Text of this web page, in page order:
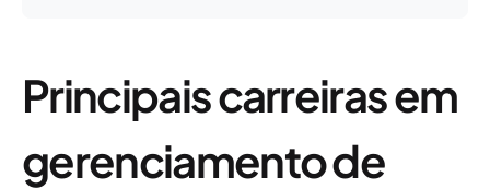
Principais carreiras em
gerenciamento de